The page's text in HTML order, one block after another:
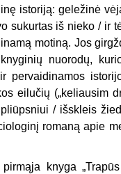
istoriją: geležinė
sukurtas iš nieko / ir
motiną. Jos
nuorodų,
pervaidinamos
eilučių („keliausim
/ išskleis
romaną apie
knyga